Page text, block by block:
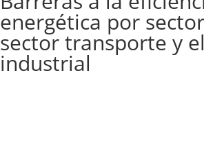
energética por
sector transporte y
industrial